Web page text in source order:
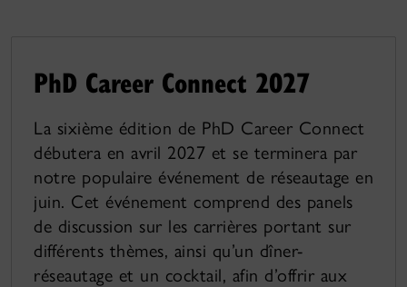
PhD Career Connect 2027
La sixième édition de PhD Career Connect
débutera en avril 2027 et se terminera par
notre populaire événement de réseautage en
juin. Cet événement comprend des panels
de discussion sur les carrières portant sur
différents thèmes, ainsi qu’un dîner-
réseautage et un cocktail, afin d’offrir aux